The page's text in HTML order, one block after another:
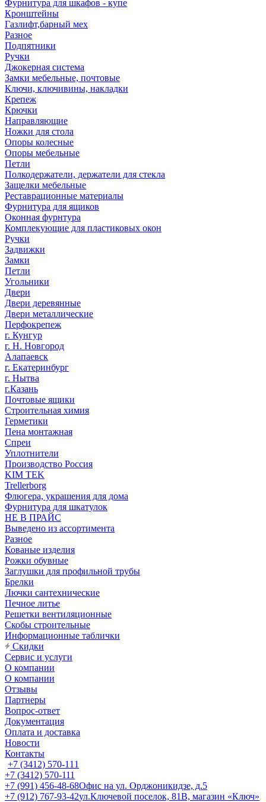
Фурнитура для шкафов - купе
Кронштейны
Газлифт,барный мех
Разное
Подпятники
Ручки
Джокерная система
Замки мебельные, почтовые
Ключи, ключивины, накладки
Крепеж
Крючки
Направляющие
Ножки для стола
Опоры колесные
Опоры мебельные
Петли
Полкодержатели, держатели для стекла
Защелки мебельные
Реставрационные материалы
Фурнитура для ящиков
Оконная фурнтура
Комплекующие для пластиковых окон
Ручки
Задвижки
Замки
Петли
Угольники
Двери
Двери деревянные
Двери металлические
Перфокрепеж
г. Кунгур
г. Н. Новгород
Алапаевск
г. Екатеринбург
г. Нытва
г.Казань
Почтовые ящики
Строительная химия
Герметики
Пена монтажная
Спреи
Уплотнители
Производство Россия
KIM TEK
Trellerborg
Флюгера, украшения для дома
Фурнитура для шкатулок
НЕ В ПРАЙС
Выведено из ассортимента
Разное
Кованые изделия
Рожки обувные
Заглушки для профильной трубы
Брелки
Лючки сантехнические
Печное литье
Решетки вентиляционные
Скобы строительные
Информационные таблички
Скидки
Сервис и услуги
О компании
О компании
Отзывы
Партнеры
Вопрос-ответ
Документация
Оплата и доставка
Новости
Контакты
+7 (3412) 570-111
+7 (3412) 570-111
+7 (991) 456-48-68Офис на ул. Орджоникидзе, д.5
+7 (912) 767-93-42ул.Ключевой поселок, 81В, магазин «Ключ»